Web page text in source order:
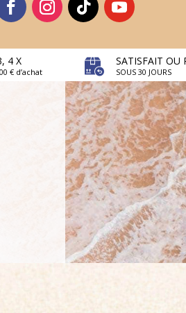
4 X
€ d’achat
SATISFAIT OU
SOUS 30 JOURS